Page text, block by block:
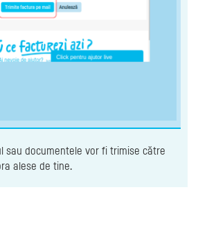
sau documentele vor fi trimise către
alese de tine.